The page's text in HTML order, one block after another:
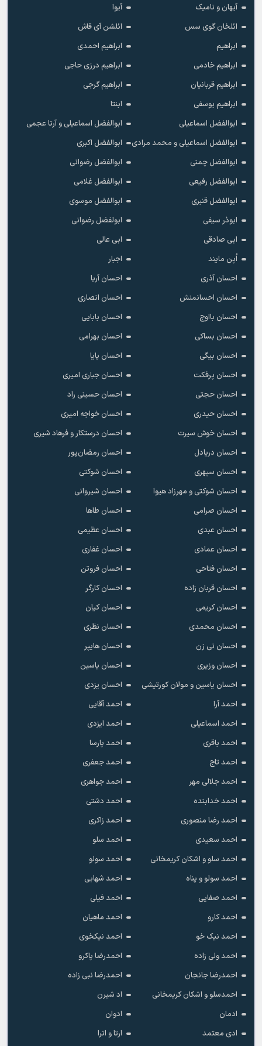
آیهان و نامیک
آیوا
ائلخان گوی سس
ائلشن آی قاش
ابراهیم
ابراهیم احمدی
ابراهیم خادمی
ابراهیم درزی حاجی
ابراهیم قربانیان
ابراهیم گرجی
ابراهیم یوسفی
ابنتا
ابوالفضل اسماعیلی
ابوالفضل اسماعیلی و آرتا عجمی
ابوالفضل اسماعیلی و محمد مرادی
ابوالفضل اکبری
ابوالفضل چمنی
ابوالفضل رضوانی
ابوالفضل رفیعی
ابوالفضل غلامی
ابوالفضل قنبری
ابوالفضل موسوی
ابوذر سیفی
ابولفضل رضوانی
ابی صادقی
ابی عالی
اُپن مایند
اجبار
احسان آذری
احسان آریا
احسان احسانمنش
احسان انصاری
احسان بااوج
احسان بابایی
احسان بساکی
احسان بهرامی
احسان بیگی
احسان پایا
احسان پرفکت
احسان جباری امیری
احسان حجتی
احسان حسینی راد
احسان حیدری
احسان خواجه امیری
احسان خوش سیرت
احسان درستکار و فرهاد شیرى
احسان دریادل
احسان رمضان‌پور
احسان سپهری
احسان شوکتی
احسان شوکتی و مهرزاد هیوا
احسان شیروانی
احسان صرامی
احسان طاها
احسان عبدی
احسان عظیمی
احسان عمادی
احسان غفاری
احسان فتاحی
احسان فروتن
احسان قربان زاده
احسان کارگر
احسان کریمی
احسان کیان
احسان محمدی
احسان نظری
احسان نی زن
احسان هایپر
احسان وزیری
احسان یاسین
احسان یاسین و مولان کورتیشی
احسان یزدی
احمد آرا
احمد آقایی
احمد اسماعیلی
احمد ایزدی
احمد باقری
احمد پارسا
احمد تاج
احمد جعفری
احمد جلالی مهر
احمد جواهری
احمد خدابنده
احمد دشتی
احمد رضا منصوری
احمد زاکری
احمد سعیدی
احمد سلو
احمد سلو و اشکان کریمخانی
احمد سولو
احمد سولو و پناه
احمد شهابی
احمد صفایی
احمد فیلی
احمد کارو
احمد ماهیان
احمد نیک خو
احمد نیکخوی
احمد ولی زاده
احمدرضا پاکرو
احمدرضا جانجان
احمدرضا نبی زاده
احمدسلو و اشکان کریمخانی
اد شیرن
ادمان
ادوان
ادی معتمد
ارتا و اترا